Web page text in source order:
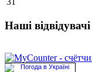
Наші відвідувачі